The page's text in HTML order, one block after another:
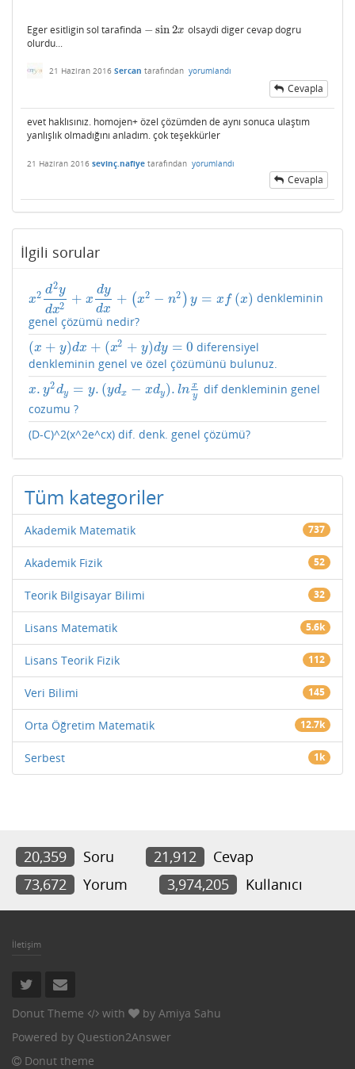
Eger esitligin sol tarafinda − sin2x
−sin2x
olsaydi diger cevap dogru
olurdu...
21 Haziran 2016 Sercan tarafından yorumlandı
Cevapla
evet haklısınız. homojen+ özel çözümden de aynı sonuca ulaştım
yanlışlık olmadığını anladım. çok teşekkürler
21 Haziran 2016 sevinç.nafiye tarafından yorumlandı
Cevapla
İlgili sorular
x2 d2y
dx2 + x
dy
dx
+ (x2 − n2 ) y = x f (x)
x2d2yd 2+ xdydx +(x 2−n 2)y =xf (x )
denkleminin
genel çözümü nedir?
(x + y)dx + (x2 + y)dy = 0
(x+ y)d x+(x2 +y) dy=0
diferensiyel
denkleminin genel ve özel çözümünü bulunuz.
x. y2dy = y. (ydx − xdy). ln x
y
x.y 2dy= .(y dx −xdy). lnx y
dif denkleminin genel
cozumu ?
(D-C)^2(x^2e^cx) dif. denk. genel çözümü?
Tüm kategoriler
Akademik Matematik 737
Akademik Fizik 52
Teorik Bilgisayar Bilimi 32
Lisans Matematik 5.6k
Lisans Teorik Fizik 112
Veri Bilimi 145
Orta Öğretim Matematik 12.7k
Serbest 1k
20,359 Soru 21,912
Cevap
73,672
Yorum 3,974,205 Kullanıcı
İletişim
Donut Theme with by Amiya Sahu
Powered by Question2Answer
Donut theme